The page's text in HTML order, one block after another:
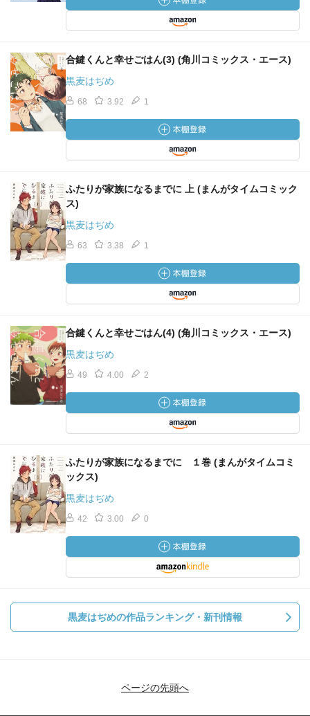
合鍵くんと幸せごはん(3) (角川コミックス・エース)
黒麦はぢめ
68 3.92 1
ふたりが家族になるまでに 上 (まんがタイムコミック
ス)
黒麦はぢめ
63 3.38 1
合鍵くんと幸せごはん(4) (角川コミックス・エース)
黒麦はぢめ
49 4.00 2
ふたりが家族になるまでに １巻 (まんがタイムコミ
ックス)
黒麦はぢめ
42 3.00 0
黒麦はぢめの作品ランキング・新刊情報
ページの先頭へ